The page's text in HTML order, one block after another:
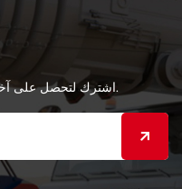
اشترك لتحصل على آخر الأخبار والتحديثات أو النصائح والعروض.